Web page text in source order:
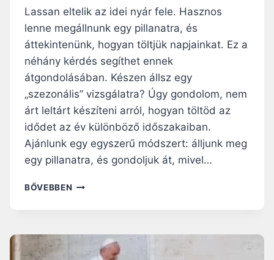
I
L
E
T
L
N
Ö
L
Ö
Z
Ö
Lassan eltelik az idei nyár fele. Hasznos
lenne megállnunk egy pillanatra, és
áttekintenünk, hogyan töltjük napjainkat. Ez a
néhány kérdés segíthet ennek
átgondolásában. Készen állsz egy
„szezonális” vizsgálatra? Úgy gondolom, nem
árt leltárt készíteni arról, hogyan töltöd az
idődet az év különböző időszakaiban.
Ajánlunk egy egyszerű módszert: álljunk meg
egy pillanatra, és gondoljuk át, mivel…
BŐVEBBEN E
I